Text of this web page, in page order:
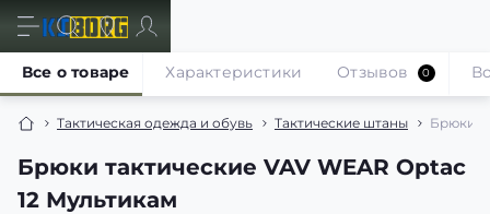
Тактическая одежда и обувь Тактические штаны Брюки
Брюки тактические VAV WEAR Optac
12 Мультикам
Все о товаре Характеристики Отзывов 0